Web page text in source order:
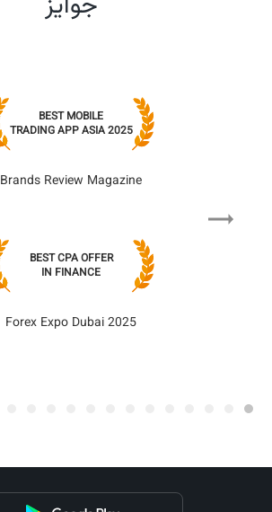
Previous
BEST MOBILE
TRADING APP ASIA 2025
Brands Review Magazine
BEST CPA OFFER
IN FINANCE
Forex Expo Dubai 2025